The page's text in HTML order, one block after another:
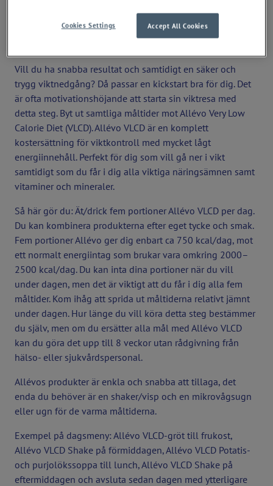
Vill du ha snabba resultat och samtidigt en säker och
trygg viktnedgång? Då passar en kickstart bra för dig. Det
är ofta motivationshöjande att starta sin viktresa med
detta steg. Byt ut samtliga måltider mot Allévo Very Low
Calorie Diet (VLCD). Allévo VLCD är en komplett
kostersättning för viktkontroll med mycket lågt
energiinnehåll. Perfekt för dig som vill gå ner i vikt
samtidigt som du får i dig alla viktiga näringsämnen samt
vitaminer och mineraler.
Så här gör du: Ät/drick fem portioner Allévo VLCD per dag.
Du kan kombinera produkterna efter eget tycke och smak.
Fem portioner Allévo ger dig enbart ca 750 kcal/dag, mot
ett normalt energiintag som brukar vara omkring 2000–
2500 kcal/dag. Du kan inta dina portioner när du vill
under dagen, men det är viktigt att du får i dig alla fem
måltider. Kom ihåg att sprida ut måltiderna relativt jämnt
under dagen. Hur länge du vill köra detta steg bestämmer
du själv, men om du ersätter alla mål med Allévo VLCD
kan du göra det upp till 8 veckor utan rådgivning från
hälso- eller sjukvårdspersonal.
Allévos produkter är enkla och snabba att tillaga, det
enda du behöver är en shaker/visp och en mikrovågsugn
eller ugn för de varma måltiderna.
Exempel på dagsmeny: Allévo VLCD-gröt till frukost,
Allévo VLCD Shake på förmiddagen, Allévo VLCD Potatis-
och purjolökssoppa till lunch, Allévo VLCD Shake på
eftermiddagen och avsluta sedan dagen med ytterligare
Accept All Cookies
Cookies Settings